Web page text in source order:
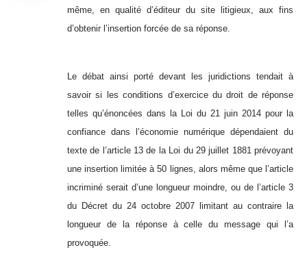
même, en qualité d’éditeur du site litigieux, aux fins
d’obtenir l’insertion forcée de sa réponse.
Le débat ainsi porté devant les juridictions tendait à
savoir si les conditions d’exercice du droit de réponse
telles qu’énoncées dans la Loi du 21 juin 2014 pour la
confiance dans l’économie numérique dépendaient du
texte de l’article 13 de la Loi du 29 juillet 1881 prévoyant
une insertion limitée à 50 lignes, alors même que l’article
incriminé serait d’une longueur moindre, ou de l’article 3
du Décret du 24 octobre 2007 limitant au contraire la
longueur de la réponse à celle du message qui l’a
provoquée.